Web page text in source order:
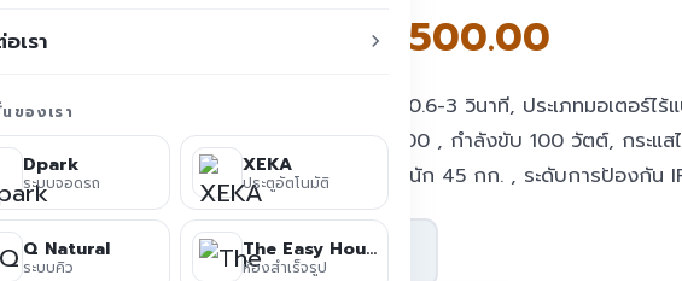
เรา
ของเรา
Dpark
ระบบจอดรถ
XEKA
ประตูอัตโนมัติ
Q Natural
ระบบคิว
The Easy House
ห้องสำเร็จรูป
75,500.00
ความเร็ว 0.6-3 วินาที, ประเภทมอเตอร์ไ
5,000,000 , กำลังขับ 100 วัตต์, กระแส
<=3, น้ำหนัก 45 กก. , ระดับการป้องกัน
จำนวน